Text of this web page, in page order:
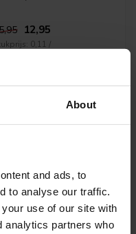
About
and ads, to
to analyse our traffic.
use of our site with
analytics partners who
12,95
0,11 /